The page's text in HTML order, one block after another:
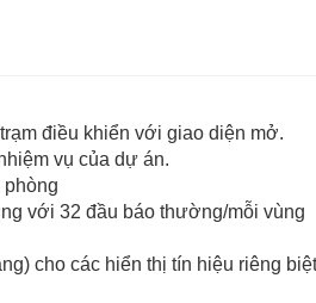
điều khiển với giao diện mở.
vụ của dự án.
với 32 đầu báo thường/mỗi vùng
cho các hiển thị tín hiệu riêng